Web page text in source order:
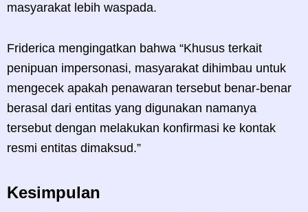
masyarakat lebih waspada.
Friderica mengingatkan bahwa “Khusus terkait
penipuan impersonasi, masyarakat dihimbau untuk
mengecek apakah penawaran tersebut benar-benar
berasal dari entitas yang digunakan namanya
tersebut dengan melakukan konfirmasi ke kontak
resmi entitas dimaksud.”
Kesimpulan